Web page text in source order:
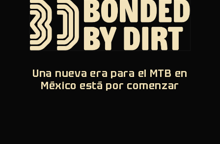
Una nueva era para el MTB en
México está por comenzar